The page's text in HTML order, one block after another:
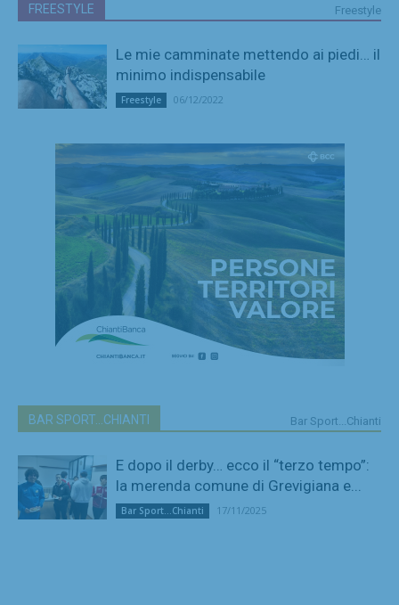
FREESTYLE Freestyle
Le mie camminate mettendo ai piedi… il
minimo indispensabile
Freestyle 06/12/2022
BAR SPORT...CHIANTI Bar Sport...Chianti
E dopo il derby… ecco il “terzo tempo”:
la merenda comune di Grevigiana e...
Bar Sport...Chianti 17/11/2025